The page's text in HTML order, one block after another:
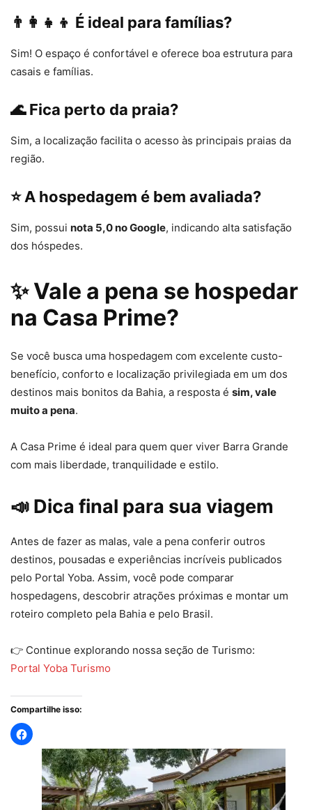
👨‍👩‍👧‍👦 É ideal para famílias?
Sim! O espaço é confortável e oferece boa estrutura para
casais e famílias.
🌊 Fica perto da praia?
Sim, a localização facilita o acesso às principais praias da
região.
⭐ A hospedagem é bem avaliada?
Sim, possui nota 5,0 no Google, indicando alta satisfação
dos hóspedes.
✨ Vale a pena se hospedar
na Casa Prime?
Se você busca uma hospedagem com excelente custo-
benefício, conforto e localização privilegiada em um dos
destinos mais bonitos da Bahia, a resposta é sim, vale
muito a pena.
A Casa Prime é ideal para quem quer viver Barra Grande
com mais liberdade, tranquilidade e estilo.
📣 Dica final para sua viagem
Antes de fazer as malas, vale a pena conferir outros
destinos, pousadas e experiências incríveis publicados
pelo Portal Yoba. Assim, você pode comparar
hospedagens, descobrir atrações próximas e montar um
roteiro completo pela Bahia e pelo Brasil.
👉 Continue explorando nossa seção de Turismo:
Portal Yoba Turismo
Compartilhe isso: